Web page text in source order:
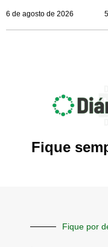
6 de agosto de 2026
Fique
Fique por